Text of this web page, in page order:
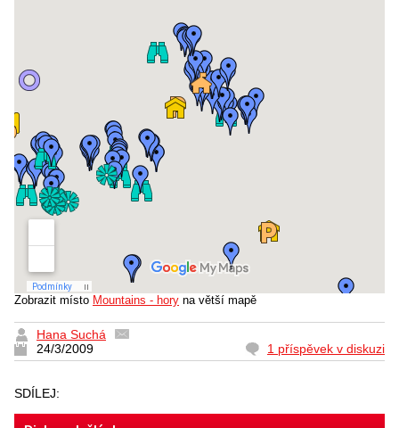
Zobrazit místo Mountains - hory na větší mapě
Hana Suchá
24/3/2009
1 příspěvek v diskuzi
SDÍLEJ: